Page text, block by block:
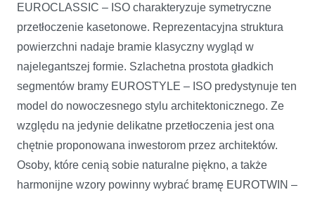
EUROCLASSIC – ISO charakteryzuje symetryczne
przetłoczenie kasetonowe. Reprezentacyjna struktura
powierzchni nadaje bramie klasyczny wygląd w
najelegantszej formie. Szlachetna prostota gładkich
segmentów bramy EUROSTYLE – ISO predystynuje ten
model do nowoczesnego stylu architektonicznego. Ze
względu na jedynie delikatne przetłoczenia jest ona
chętnie proponowana inwestorom przez architektów.
Osoby, które cenią sobie naturalne piękno, a także
harmonijne wzory powinny wybrać bramę EUROTWIN –